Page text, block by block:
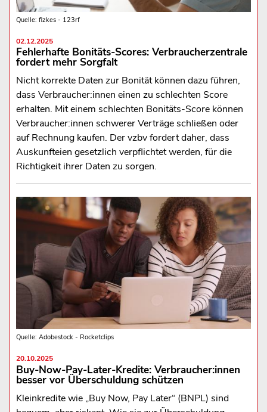
Quelle: fizkes - 123rf
02.12.2025
Fehlerhafte Bonitäts-Scores: Verbraucherzentrale
fordert mehr Sorgfalt
Nicht korrekte Daten zur Bonität können dazu führen,
dass Verbraucher:innen einen zu schlechten Score
erhalten. Mit einem schlechten Bonitäts-Score können
Verbraucher:innen schwerer Verträge schließen oder
auf Rechnung kaufen. Der vzbv fordert daher, dass
Auskunfteien gesetzlich verpflichtet werden, für die
Richtigkeit ihrer Daten zu sorgen.
Quelle: Adobestock - Rocketclips
20.10.2025
Buy-Now-Pay-Later-Kredite: Verbraucher:innen
besser vor Überschuldung schützen
Kleinkredite wie „Buy Now, Pay Later“ (BNPL) sind